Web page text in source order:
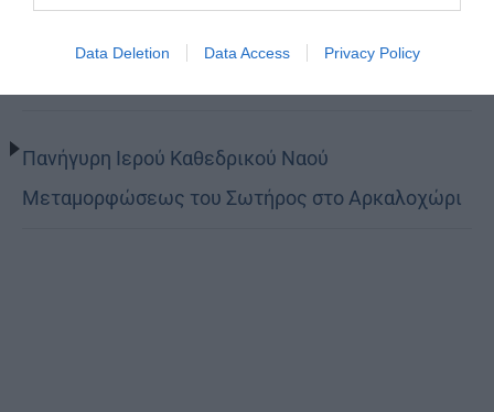
Data Deletion Data Access Privacy Policy
Κορίνθου Παύλος: Να γίνουμε μέτοχοι του φωτός
Πανήγυρη Ιερού Καθεδρικού Ναού
Μεταμορφώσεως του Σωτήρος στο Αρκαλοχώρι